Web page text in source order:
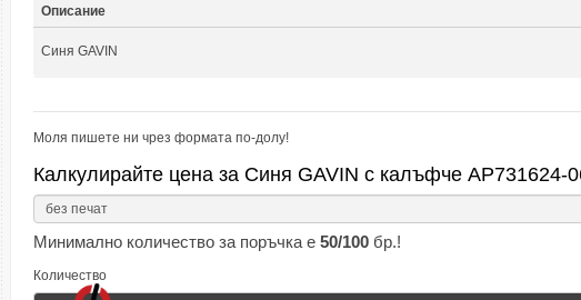
Описание
Синя GAVIN
Моля пишете ни чрез формата по-долу!
Калкулирайте цена за Синя GAVIN с калъфче AP731624-
Минимално количество за поръчка е 50/100 бр.!
Количество